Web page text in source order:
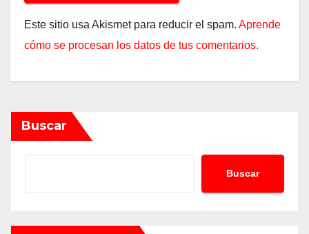
Este sitio usa Akismet para reducir el spam. Aprende
cómo se procesan los datos de tus comentarios.
Buscar
Buscar